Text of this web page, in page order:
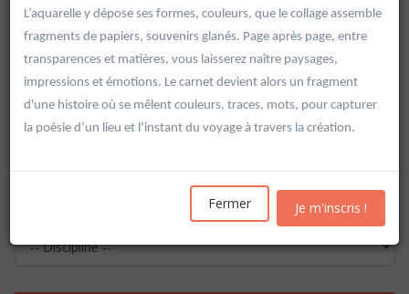
L’aquarelle y dépose ses formes, couleurs, que le collage assemble
fragments de papiers, souvenirs glanés. Page après page, entre
transparences et matières, vous laisserez naître paysages,
impressions et émotions. Le carnet devient alors un fragment
d'une histoire où se mêlent couleurs, traces, mots, pour capturer
la poésie d’un lieu et l’instant du voyage à travers la création.
Fermer Je m'inscris !